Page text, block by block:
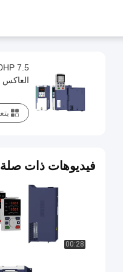
فيديوهات ذات صلة
00:28